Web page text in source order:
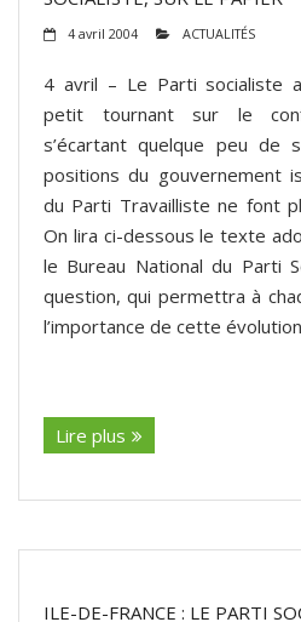
4 avril 2004 ACTUALITÉS
4 avril – Le Parti socialiste
petit tournant sur le
s’écartant quelque peu de
positions du gouvernement
du Parti Travailliste ne font
On lira ci-dessous le texte
le Bureau National du Parti
question, qui permettra à
l’importance de cette
Lire plus
ILE-DE-FRANCE : LE PARTI